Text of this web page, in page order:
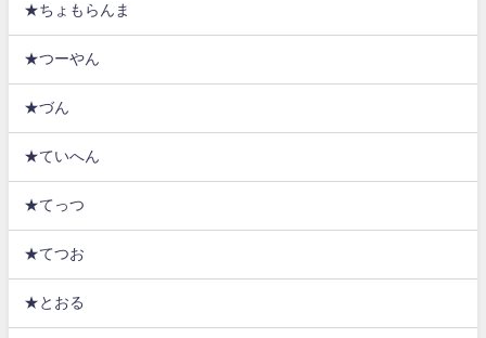
★ちょもらんま
★つーやん
★づん
★ていへん
★てっつ
★てつお
★とおる